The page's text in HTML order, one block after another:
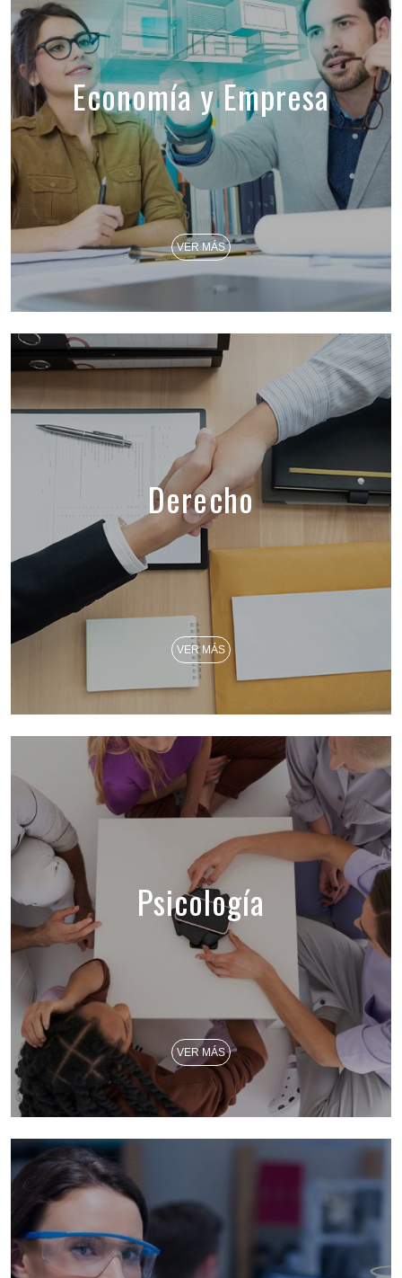
Economía y Empresa
VER MÁS
Derecho
VER MÁS
Psicología
VER MÁS